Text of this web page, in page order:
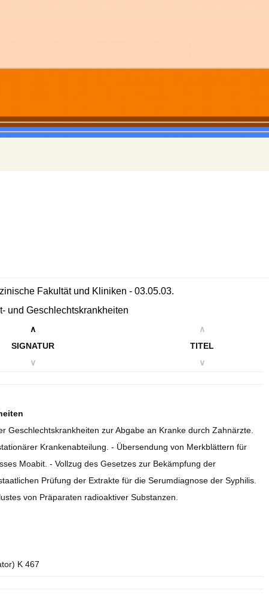
Fakultät und Kliniken - 03.05.03.
und Geschlechtskrankheiten
∧
SIGNATUR
∨
∧
TITEL
∨
Geschlechtskrankheiten zur Abgabe an Kranke durch Zahnärzte.
Krankenabteilung. - Übersendung von Merkblättern für
Moabit. - Vollzug des Gesetzes zur Bekämpfung der
Prüfung der Extrakte für die Serumdiagnose der Syphilis.
von Präparaten radioaktiver Substanzen.
K 467